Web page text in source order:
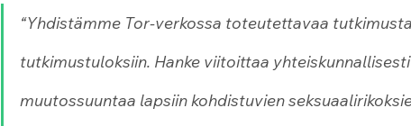
“Yhdistämme Tor-verkossa toteutettavaa
tutkimustuloksiin. Hanke viitoittaa
muutossuuntaa lapsiin kohdistuvien